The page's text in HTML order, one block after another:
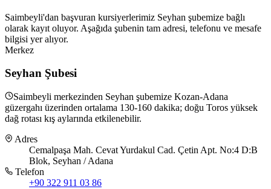
Saimbeyli'dan başvuran kursiyerlerimiz Seyhan şubemize bağlı
olarak kayıt oluyor. Aşağıda şubenin tam adresi, telefonu ve mesafe
bilgisi yer alıyor.
Merkez
Seyhan Şubesi
Saimbeyli merkezinden Seyhan şubemize Kozan-Adana
güzergahı üzerinden ortalama 130-160 dakika; doğu Toros yüksek
dağ rotası kış aylarında etkilenebilir.
Adres
Cemalpaşa Mah. Cevat Yurdakul Cad. Çetin Apt. No:4 D:B
Blok, Seyhan / Adana
Telefon
+90 322 911 03 86